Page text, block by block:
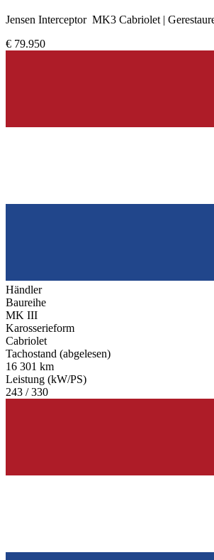
Jensen Interceptor MK3 Cabriolet |
€ 79.950
Händler
Baureihe
MK III
Karosserieform
Cabriolet
Tachostand (abgelesen)
16 301 km
Leistung (kW/PS)
243 / 330